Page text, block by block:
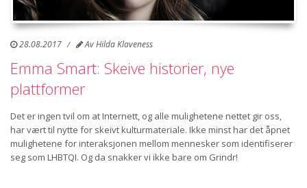
28.08.2017 AvHilda Klaveness
Emma Smart: Skeive historier, nye
plattformer
Det er ingen tvil om at Internett, og alle mulighetene nettet gir oss,
har vært til nytte for skeivt kulturmateriale. Ikke minst har det åpnet
mulighetene for interaksjonen mellom mennesker som identifiserer
seg som LHBTQI. Og da snakker vi ikke bare om Grindr!